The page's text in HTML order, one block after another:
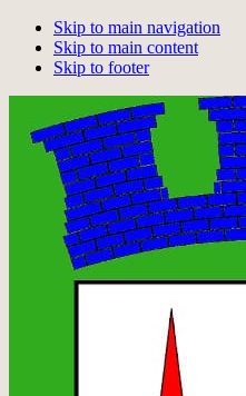
Skip to main navigation
Skip to main content
Skip to footer